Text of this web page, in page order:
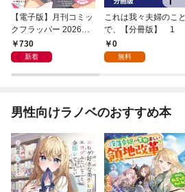
【電子版】月刊コミッ
クフラッパー 2026年9
月号730
新着
これは我々夫婦のこと
で、【分冊版】 1
0
無料
男性向けラノベのおすすめ本